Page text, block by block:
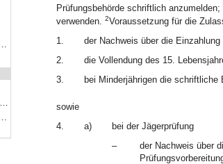
Prüfungsbehörde schriftlich
verwenden. 2Voraussetzung für die
1.
der Nachweis über die Einzahlung
2.
die Vollendung des 15.
3.
bei Minderjährigen die
sowie
4.
a)
bei der Jägerprüfung
–
der Nachweis über